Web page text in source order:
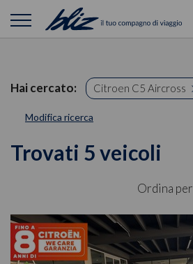
Hai cercato: Citroen C5 Aircross
Modifica ricerca
Trovati 5 veicoli
Ordina per